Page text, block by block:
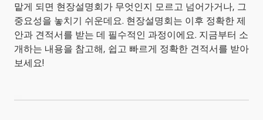
맡게 되면 현장설명회가 무엇인지 모르고 넘어가거나, 그
중요성을 놓치기 쉬운데요. 현장설명회는 이후 정확한 제
안과 견적서를 받는 데 필수적인 과정이에요. 지금부터 소
개하는 내용을 참고해, 쉽고 빠르게 정확한 견적서를 받아
보세요!